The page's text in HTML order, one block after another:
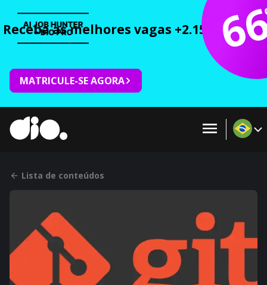
Receba as melhores vagas +2.150 cursos
MATRICULE-SE AGORA
Lista de conteúdos